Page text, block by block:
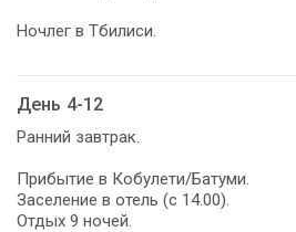
Ночлег в Тбилиси.
День 4-12
Ранний завтрак.
Прибытие в Кобулети/Батуми.
Заселение в отель (с 14.00).
Отдых 9 ночей.